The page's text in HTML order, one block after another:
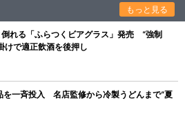
もっと見る
倒れる「ふらつくビアグラス」発売 “強制
けで適正飲酒を後押し
を一斉投入 名店監修から冷製うどんまで“夏